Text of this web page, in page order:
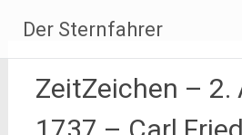
Inhalt
springen
Der Sternfahrer
ZeitZeichen – 2.